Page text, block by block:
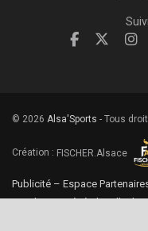
© 2026 Alsa'Sports - Tous
Création : FISCHER.Alsace
Publicité – Espace
Conditions générales